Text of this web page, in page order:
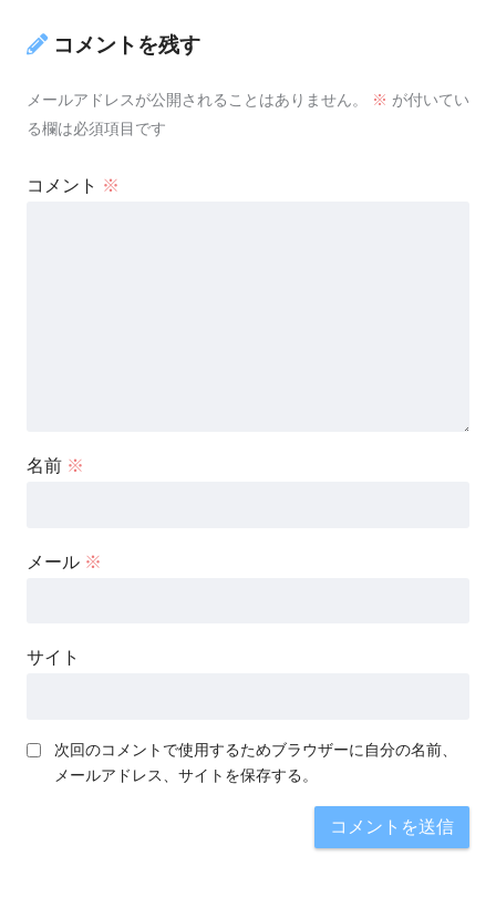
コメントを残す
メールアドレスが公開されることはありません。 ※ が付いてい
る欄は必須項目です
コメント ※
名前 ※
メール ※
サイト
次回のコメントで使用するためブラウザーに自分の名前、
メールアドレス、サイトを保存する。